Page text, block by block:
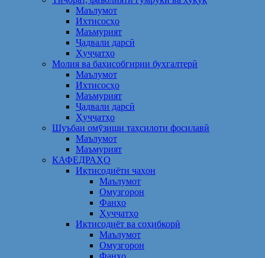
Маълумот
Ихтисосҳо
Маъмурият
Ҷадвали дарсӣ
Ҳуҷҷатҳо
Молия ва баҳисобгирии бухгалтерӣ
Маълумот
Ихтисосҳо
Маъмурият
Ҷадвали дарсӣ
Ҳуҷҷатҳо
Шуъбаи омӯзиши таҳсилоти фосилавӣ
Маълумот
Маъмурият
КАФЕДРАҲО
Иқтисодиёти ҷаҳон
Маълумот
Омузгорон
Фанҳо
Ҳуҷҷатҳо
Иқтисодиёт ва соҳибкорӣ
Маълумот
Омузгорон
Фанҳо